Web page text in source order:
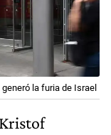
la furia de Israel